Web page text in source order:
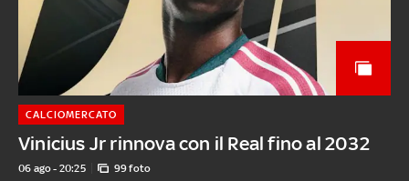
Vinicius Jr rinnova con il Real fino al 2032
CALCIOMERCATO
06 ago - 20:25 99 foto